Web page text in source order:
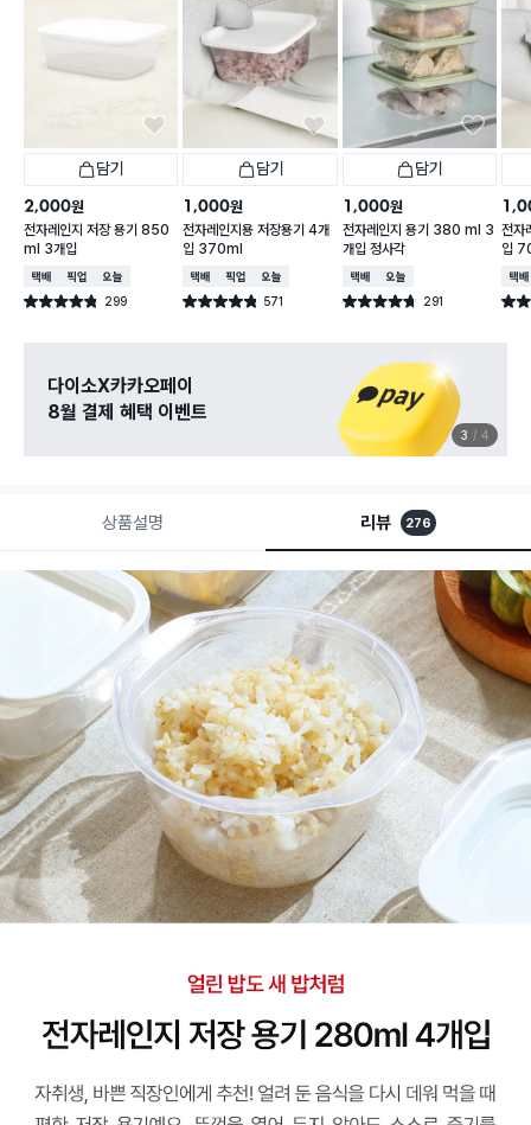
담기
2,000원
전자레인지 저장 용기 850
ml 3개입
택배배송매장픽업오늘배송
별점 4.8점 299
건 작성
담기
1,000원
전자레인지용 저장용기 4개
입 370ml
택배배송매장픽업오늘배송
별점 4.8점 571
건 작성
담기
1,000원
전자레인지 용기 380 ml 3
개입 정사각
택배배송오늘배송
별점 4.7점 291
건 작성
전자
입
택배
별점
다이소X카카오페이
8월 결제 혜택 이벤트
3 4
상품설명 리뷰 276